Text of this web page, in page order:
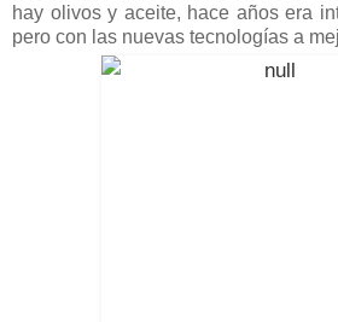
hay olivos y aceite, hace años era
pero con las nuevas tecnologías a